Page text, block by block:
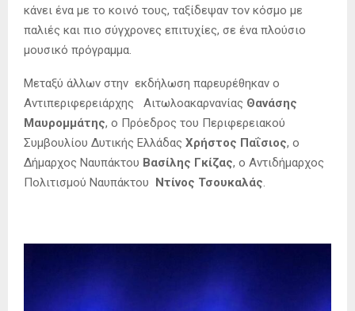
κάνει ένα με το κοινό τους, ταξίδεψαν τον κόσμο με
παλιές και πιο σύγχρονες επιτυχίες, σε ένα πλούσιο
μουσικό πρόγραμμα.
Μεταξύ άλλων στην εκδήλωση παρευρέθηκαν ο
Αντιπεριφερειάρχης Αιτωλοακαρνανίας Θανάσης
Μαυρομμάτης, ο Πρόεδρος του Περιφερειακού
Συμβουλίου Δυτικής Ελλάδας Χρήστος Παΐσιος, ο
Δήμαρχος Ναυπάκτου Βασίλης Γκίζας, ο Αντιδήμαρχος
Πολιτισμού Ναυπάκτου Ντίνος Τσουκαλάς.